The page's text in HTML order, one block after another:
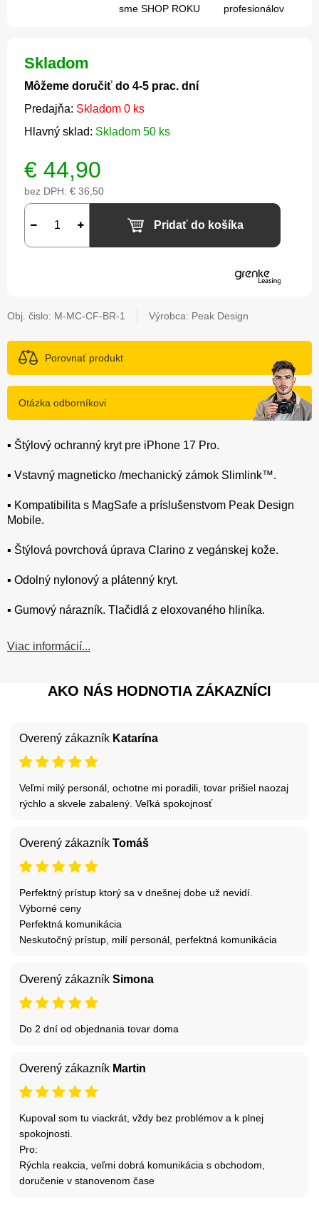
sme SHOP ROKU
profesionálov
Skladom
Môžeme doručiť do 4-5 prac. dní
Predajňa: Skladom 0 ks
Hlavný sklad: Skladom 50 ks
€ 44,90
bez DPH: € 36,50
Pridať do košíka
Obj. čislo: M-MC-CF-BR-1 Výrobca: Peak Design
Porovnať produkt
Otázka odborníkovi
▪️ Štýlový ochranný kryt pre iPhone 17 Pro.
▪️ Vstavný magneticko /mechanický zámok Slimlink™.
▪️ Kompatibilita s MagSafe a príslušenstvom Peak Design
Mobile.
▪️ Štýlová povrchová úprava Clarino z vegánskej kože.
▪️ Odolný nylonový a plátenný kryt.
▪️ Gumový nárazník. Tlačidlá z eloxovaného hliníka.
Viac informácií...
AKO NÁS HODNOTIA ZÁKAZNÍCI
Overený zákazník Katarína
Veľmi milý personál, ochotne mi poradili, tovar prišiel naozaj
rýchlo a skvele zabalený. Veľká spokojnosť
Overený zákazník Tomáš
Perfektný prístup ktorý sa v dnešnej dobe už nevidí.
Výborné ceny
Perfektná komunikácia
Neskutočný prístup, milí personál, perfektná komunikácia
Overený zákazník Simona
Do 2 dní od objednania tovar doma
Overený zákazník Martin
Kupoval som tu viackrát, vždy bez problémov a k plnej
spokojnosti.
Pro:
Rýchla reakcia, veľmi dobrá komunikácia s obchodom,
doručenie v stanovenom čase